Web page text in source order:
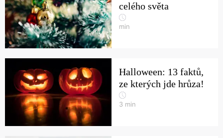
celého světa
min
Halloween: 13 faktů,
ze kterých jde hrůza!
3 min